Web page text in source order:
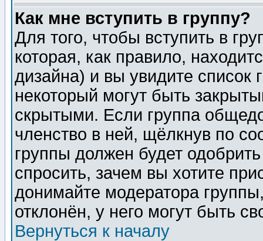
Как мне вступить в группу?
Для того, чтобы вступить в
которая, как правило,
дизайна) и вы увидите список
некоторый могут быть
скрытыми. Если группа
членство в ней, щёлкнув по
группы должен будет
спросить, зачем вы хотите
донимайте модератора
отклонён, у него могут быть
Вернуться к началу